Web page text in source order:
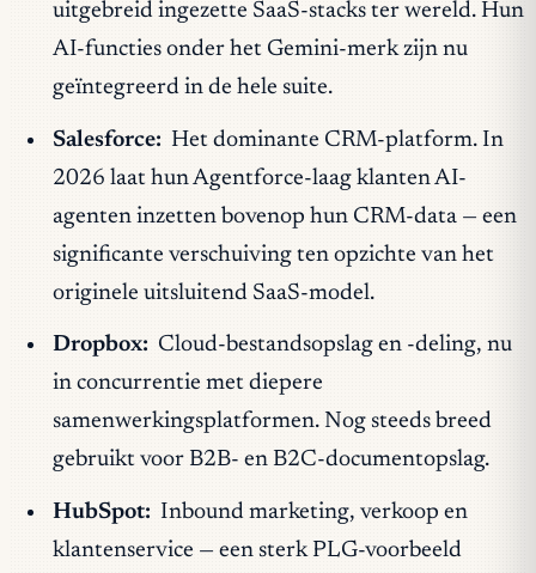
uitgebreid ingezette SaaS-stacks ter wereld. Hun
AI-functies onder het Gemini-merk zijn nu
geïntegreerd in de hele suite.
Salesforce: Het dominante CRM-platform. In
2026 laat hun Agentforce-laag klanten AI-
agenten inzetten bovenop hun CRM-data — een
significante verschuiving ten opzichte van het
originele uitsluitend SaaS-model.
Dropbox: Cloud-bestandsopslag en -deling, nu
in concurrentie met diepere
samenwerkingsplatformen. Nog steeds breed
gebruikt voor B2B- en B2C-documentopslag.
HubSpot: Inbound marketing, verkoop en
klantenservice — een sterk PLG-voorbeeld